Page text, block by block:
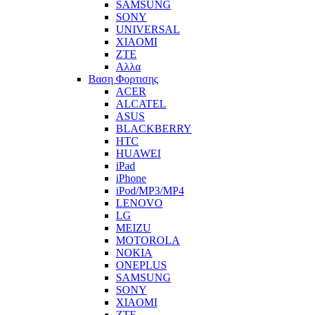
SAMSUNG
SONY
UNIVERSAL
XIAOMI
ZTE
Αλλα
Βαση Φορτισης
ACER
ALCATEL
ASUS
BLACKBERRY
HTC
HUAWEI
iPad
iPhone
iPod/MP3/MP4
LENOVO
LG
MEIZU
MOTOROLA
NOKIA
ONEPLUS
SAMSUNG
SONY
XIAOMI